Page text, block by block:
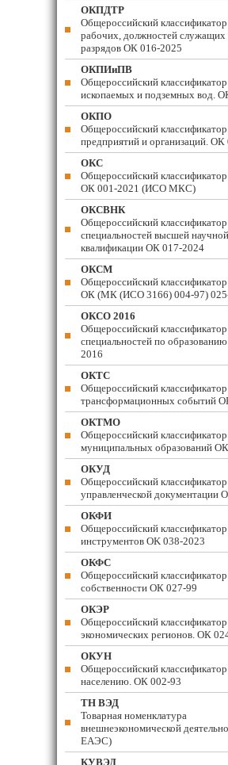
ОКПДТР
Общероссийский
рабочих, должностей
разрядов ОК 016-2025
ОКПИиПВ
Общероссийский
ископаемых и подземных вод.
ОКПО
Общероссийский классификатор
предприятий и организаций. ОК
ОКС
Общероссийский
ОК 001-2021 (ИСО МКС)
ОКСВНК
Общероссийский классификатор
специальностей высшей научной
квалификации ОК 017-2024
ОКСМ
Общероссийский
ОК (МК (ИСО 3166) 004-97)
ОКСО 2016
Общероссийский классификатор
специальностей по
2016
ОКТС
Общероссийский классификатор
трансформационных событий
ОКТМО
Общероссийский
муниципальных образований
ОКУД
Общероссийский классификатор
управленческой документации
ОКФИ
Общероссийский
инструментов OK 038-2023
ОКФС
Общероссийский
собственности ОК 027-99
ОКЭР
Общероссийский классификатор
экономических регионов. ОК
ОКУН
Общероссийский классификатор
населению. ОК 002-93
ТН ВЭД
Товарная номенклатура
внешнеэкономической
ЕАЭС)
КУВЭД